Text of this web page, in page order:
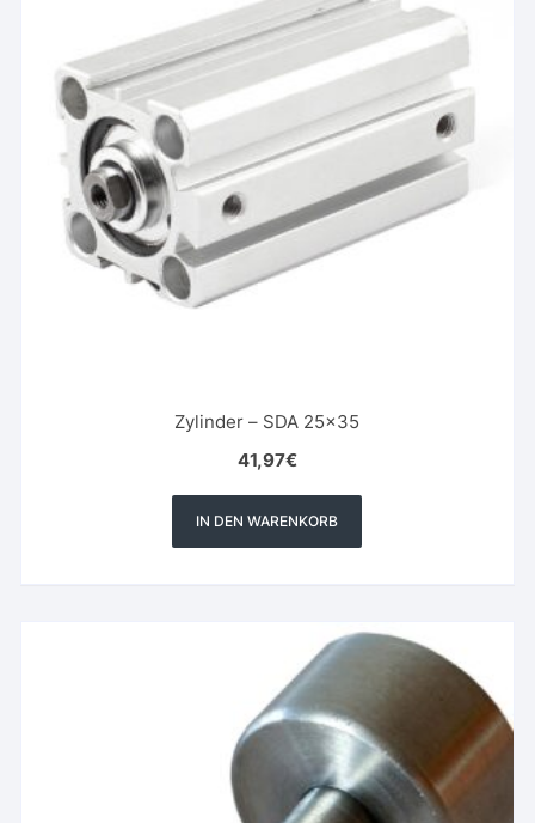
Zylinder – SDA 25×35
41,97€
IN DEN WARENKORB